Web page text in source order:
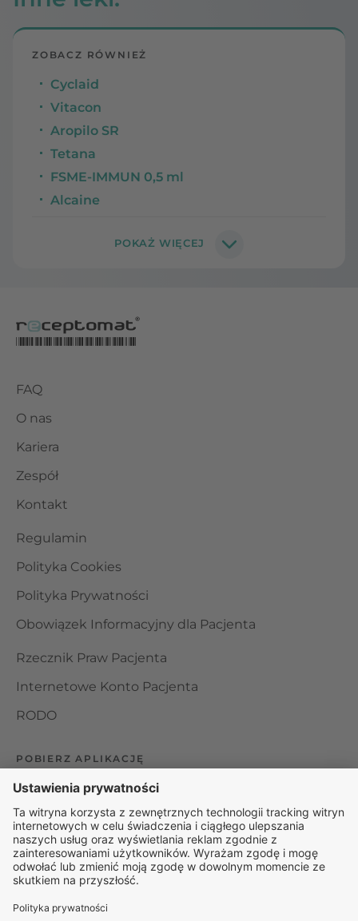
ZOBACZ RÓWNIEŻ
Cyclaid
Vitacon
Aropilo SR
Tetana
FSME-IMMUN 0,5 ml
Alcaine
FAQ
O nas
Kariera
Zespół
Kontakt
Regulamin
Polityka Cookies
Polityka Prywatności
Obowiązek Informacyjny dla Pacjenta
Rzecznik Praw Pacjenta
Internetowe Konto Pacjenta
RODO
POBIERZ APLIKACJĘ
Organizator udzielania świadczeń telemedycznych jest
podmiotem leczniczym w rozumieniu ustawy z dnia 15
kwietnia 2011 roku o działalności leczniczej, wpisanym do
rejestru podmiotów wykonujących działalność leczniczą pod
numerem: 000000229172.